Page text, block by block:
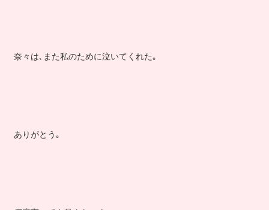
奈々は､また私のために泣いてくれた｡
ありがとう｡